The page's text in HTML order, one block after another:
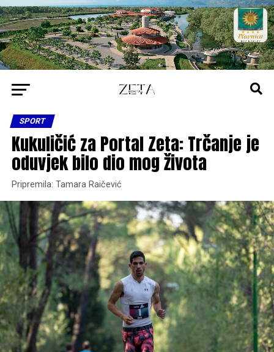
SPORT
Kukuličić za Portal Zeta: Trčanje je
oduvjek bilo dio mog života
Pripremila: Tamara Raičević